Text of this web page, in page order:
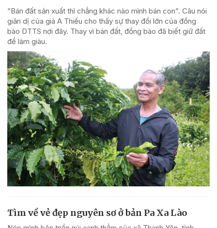
“Bán đất sản xuất thì chẳng khác nào mình bán con”. Câu nói
giản dị của già A Thiếu cho thấy sự thay đổi lớn của đồng
bào DTTS nơi đây. Thay vì bán đất, đồng bào đã biết giữ đất
để làm giàu.
Tìm về vẻ đẹp nguyên sơ ở bản Pa Xa Lào